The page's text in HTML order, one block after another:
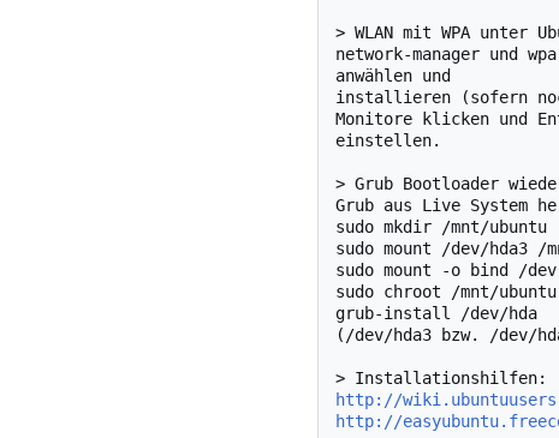
> WLAN mit WPA unter
network-manager und
anwählen und
installieren (sofern
Monitore klicken und
einstellen.
> Grub Bootloader
Grub aus Live System
sudo mkdir /mnt/ubuntu
sudo mount /dev/hda3 /
sudo mount -o bind /
sudo chroot /mnt/ubuntu
grub-install /dev/hda
(/dev/hda3 bzw. /dev/
http://
http://